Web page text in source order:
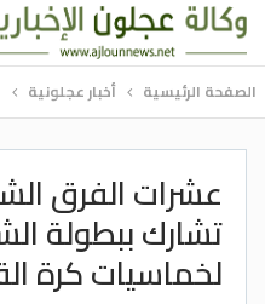
الصفحة الرئيسية أخبار عجلونية
عشرات الفرق
تشارك ببطولة
لخماسيات كرة